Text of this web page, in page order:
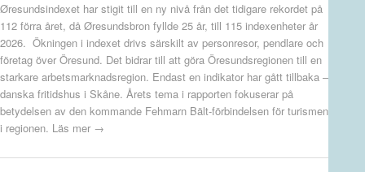
Øresundsindexet har stigit till en ny nivå från det tidigare rekordet på
112 förra året, då Øresundsbron fyllde 25 år, till 115 indexenheter år
2026. Ökningen i indexet drivs särskilt av personresor, pendlare och
företag över Öresund. Det bidrar till att göra Öresundsregionen till en
starkare arbetsmarknadsregion. Endast en indikator har gått tillbaka –
danska fritidshus i Skåne. Årets tema i rapporten fokuserar på
betydelsen av den kommande Fehmarn Bält-förbindelsen för turismen
i regionen. Läs mer →